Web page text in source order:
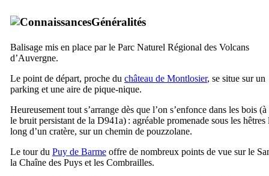
Généralités
Balisage mis en place par le Parc Naturel Régional des Volcans
d’Auvergne.
Le point de départ, proche du château de Montlosier, se situe sur un
parking et une aire de pique-nique.
Heureusement tout s’arrange dès que l’on s’enfonce dans les bois (à
le bruit persistant de la D941a) : agréable promenade sous les hêtres
long d’un cratère, sur un chemin de pouzzolane.
Le tour du Puy de Barme offre de nombreux points de vue sur le
la Chaîne des Puys et les Combrailles.